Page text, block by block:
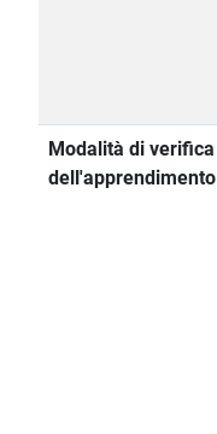
Modalità di verifica
dell'apprendimento